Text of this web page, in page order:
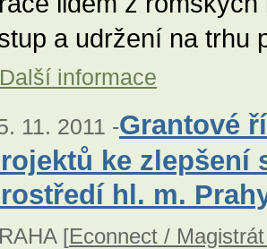
a udržení na trhu
Další informace
11. 2011 -Grantové
ke zlepšení
hl. m.
[Econnect /